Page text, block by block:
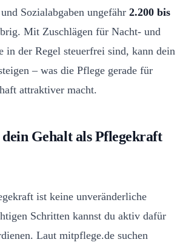
Sozialabgaben ungefähr 2.200 bis
Mit Zuschlägen für Nacht- und
in der Regel steuerfrei sind, kann dein
– was die Pflege gerade für
attraktiver macht.
dein Gehalt als Pflegekraft
ist keine unveränderliche
Schritten kannst du aktiv dafür
Laut mitpflege.de suchen